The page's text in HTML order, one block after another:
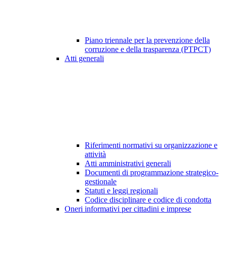
Piano triennale per la prevenzione della
corruzione e della trasparenza (PTPCT)
Atti generali
Riferimenti normativi su organizzazione e
attività
Atti amministrativi generali
Documenti di programmazione strategico-
gestionale
Statuti e leggi regionali
Codice disciplinare e codice di condotta
Oneri informativi per cittadini e imprese